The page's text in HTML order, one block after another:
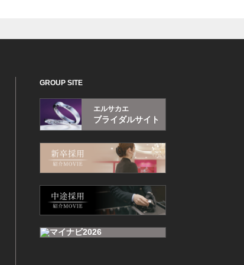
GROUP SITE
エルサカエ
ブライダルサイト